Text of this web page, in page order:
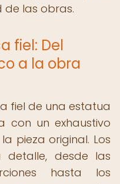
las obras.
fiel: Del
a la obra
fiel de una estatua
con un exhaustivo
pieza original. Los
detalle, desde las
hasta los